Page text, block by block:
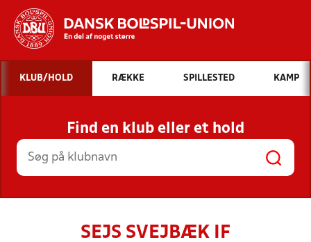
Hvad vil du søge efter?
INDHOLD OG NYHEDER
STILLINGER, RESULTATER, KLUBBER OG
HOLD
KLUB/HOLD RÆKKE SPILLESTED KAMP
Find en klub eller et hold
SEJS SVEJBÆK IF